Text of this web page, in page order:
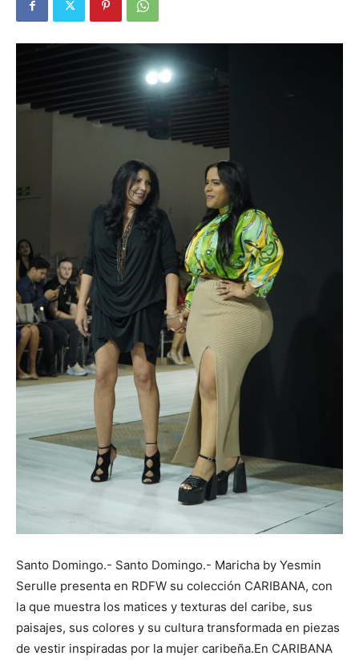
Santo Domingo.- Santo Domingo.- Maricha by Yesmin
Serulle presenta en RDFW su colección CARIBANA, con
la que muestra los matices y texturas del caribe, sus
paisajes, sus colores y su cultura transformada en piezas
de vestir inspiradas por la mujer caribeña.En CARIBANA